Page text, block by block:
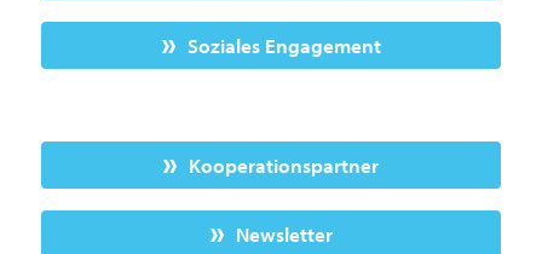
Soziales Engagement
Kooperationspartner
Newsletter